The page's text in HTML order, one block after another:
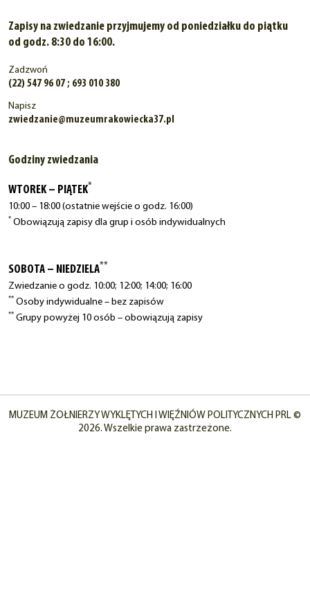
Zapisy na zwiedzanie przyjmujemy od poniedziałku do piątku
od godz. 8:30 do 16:00.
Zadzwoń
(22) 547 96 07 ; 693 010 380
Napisz
zwiedzanie@muzeumrakowiecka37.pl
Godziny zwiedzania
WTOREK – PIĄTEK*
10:00 – 18:00 (ostatnie wejście o godz. 16:00)
* Obowiązują zapisy dla grup i osób indywidualnych
SOBOTA – NIEDZIELA**
Zwiedzanie o godz. 10:00; 12:00; 14:00; 16:00
** Osoby indywidualne – bez zapisów
** Grupy powyżej 10 osób – obowiązują zapisy
MUZEUM ŻOŁNIERZY WYKLĘTYCH I WIĘŹNIÓW POLITYCZNYCH PRL ©
2026. Wszelkie prawa zastrzeżone.